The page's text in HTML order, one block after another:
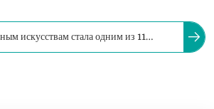
искусствам стала одним из 11